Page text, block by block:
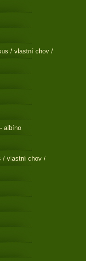
/ vlastní chov /
albíno
/ vlastní chov /